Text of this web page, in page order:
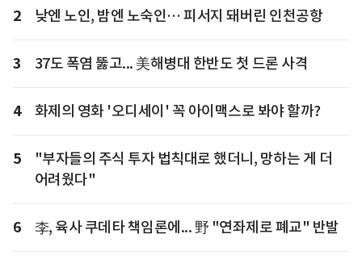
2 낮엔 노인, 밤엔 노숙인… 피서지 돼버린 인천공항
3 37도 폭염 뚫고... 美해병대 한반도 첫 드론 사격
4 화제의 영화 '오디세이' 꼭 아이맥스로 봐야 할까?
5
"부자들의 주식 투자 법칙대로 했더니, 망하는 게 더
어려웠다"
6 李, 육사 쿠데타 책임론에... 野 "연좌제로 폐교" 반발